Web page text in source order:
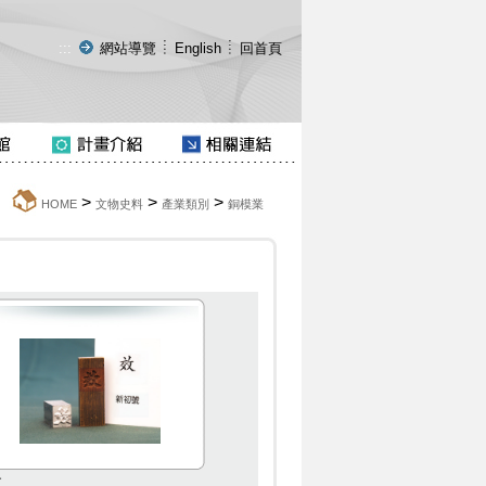
::: 網站導覽 English 回首頁
HOME> 文物史料> 產業類別 > 銅模業